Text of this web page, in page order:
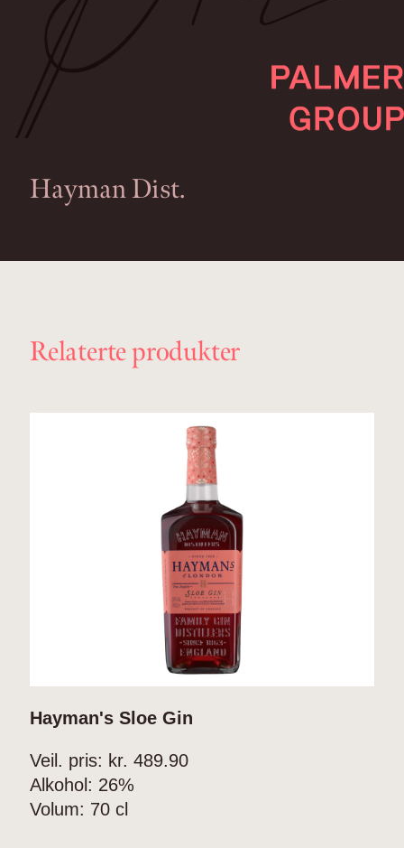
Hayman Dist.
Relaterte produkter
Hayman's Sloe Gin
Veil. pris: kr. 489.90
Alkohol: 26%
Volum: 70 cl